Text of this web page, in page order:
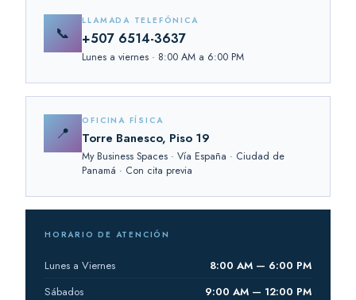
📞
LLAMADA TELEFÓNICA
+507 6514-3637
Lunes a viernes · 8:00 AM a 6:00 PM
📍
OFICINA FÍSICA
Torre Banesco, Piso 19
My Business Spaces · Vía España · Ciudad de
Panamá · Con cita previa
HORARIO DE ATENCIÓN
Lunes a Viernes
8:00 AM — 6:00 PM
Sábados
9:00 AM — 12:00 PM